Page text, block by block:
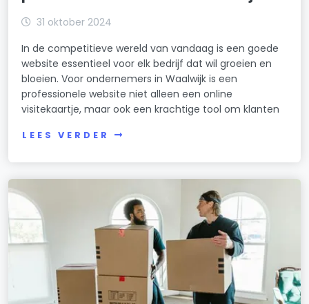
31 oktober 2024
In de competitieve wereld van vandaag is een goede
website essentieel voor elk bedrijf dat wil groeien en
bloeien. Voor ondernemers in Waalwijk is een
professionele website niet alleen een online
visitekaartje, maar ook een krachtige tool om klanten
LEES VERDER